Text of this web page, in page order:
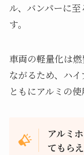
ル、バンパーに
す。
車両の軽量化は
ながるため、ハ
ともにアルミの使
アルミ
てもら